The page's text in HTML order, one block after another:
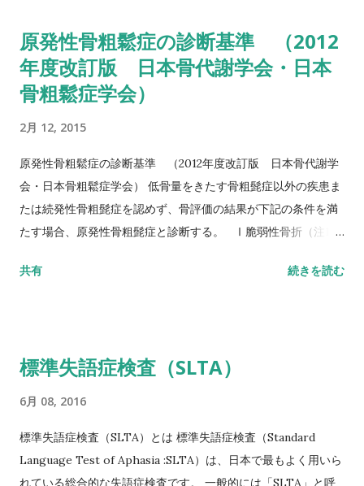
詳しい評価方法はこちら記事を参照して下さい↓ タイムアップ
アンドゴーテスト TUG:Timed Up & Go Test 10m歩行テスト
方法 助走路（各3m）を含めた約16m（直線歩行路）を歩行し、
測する。 カットオフ 24.6秒：屋内歩行 11.6秒：屋外歩行 詳し
い評価方法はこちら記事を参照して下さい↓ 10メートル歩行テ
スト(10MWT)
原発性骨粗鬆症の診断基準 （2012
年度改訂版 日本骨代謝学会・日本
骨粗鬆症学会）
2月 12, 2015
原発性骨粗鬆症の診断基準 （2012年度改訂版 日本骨代謝学
会・日本骨粗鬆症学会） 低骨量をきたす骨粗髭症以外の疾患ま
たは続発性骨粗髭症を認めず、骨評価の結果が下記の条件を満
たす場合、原発性骨粗髭症と診断する。 Ⅰ脆弱性骨折（注1）
の脆弱性骨折（注3）があり、骨密度（注4）がYAMの80％未満
性骨折、軽微な外力とは、立った姿勢からの転倒か、それ以下
を確認することが望ましい。 注3 そのほかの脆弱性骨折：軽微
な外力によって発生した非外傷性骨折で、骨折部位は肋骨、骨
盤（恥骨、坐骨、仙骨を含む）上腕骨近位部、焼骨遠位端、下
共有 続きを読む
標準失語症検査（SLTA）
6月 08, 2016
標準失語症検査（SLTA）とは 標準失語症検査（Standard
Language Test of Aphasia :SLTA）は、日本で最もよく用いら
れている総合的な失語症検査です。 一般的には「SLTA」と呼